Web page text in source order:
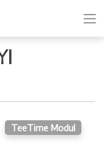
TeeTime Modul